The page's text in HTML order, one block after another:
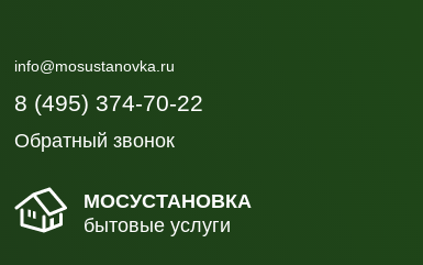
info@mosustanovka.ru
8 (495) 374-70-22
Обратный звонок
МОСУСТАНОВКА
бытовые услуги